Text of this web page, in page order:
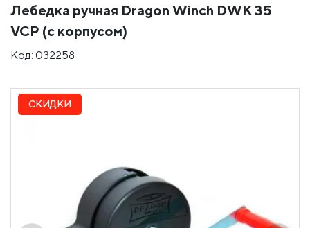
E-mail:
Лебедка ручная Dragon Winch DWK 35
VCP (с корпусом)
Код: 032258
СКИДКИ